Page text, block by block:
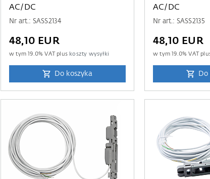
AC/DC
Nr art.: SASS2134
48,10 EUR
w tym19.0% VAT plus koszty wysyłki
Do koszyka
AC/DC
Nr art.: SASS2135
48,10 EUR
w tym19.0% VAT
Do